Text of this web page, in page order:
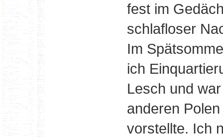
fest im
schlafloser
Im
ich
Lesch und
anderen
vorstellte. Ich